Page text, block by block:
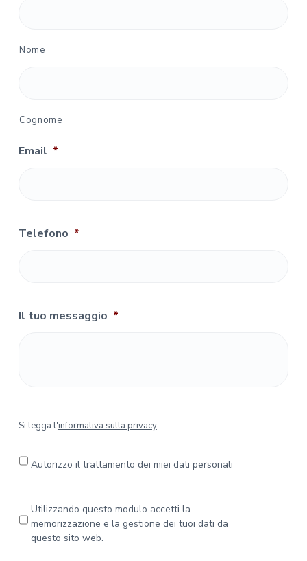
Nome
Cognome
Email *
Telefono *
Il tuo messaggio *
S
e
l
Si legga l'informativa sulla privacy
Autorizzo il trattamento dei miei dati personali
r
Utilizzando questo modulo accetti la
memorizzazione e la gestione dei tuoi dati da
questo sito web.